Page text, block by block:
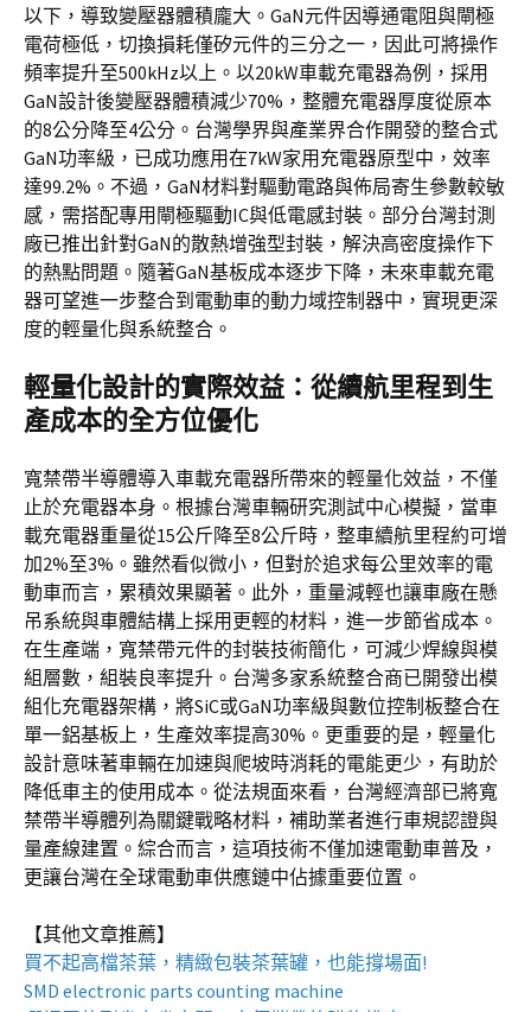
以下，導致變壓器體積龐大。GaN元件因導通電阻與閘極
電荷極低，切換損耗僅矽元件的三分之一，因此可將操作
頻率提升至500kHz以上。以20kW車載充電器為例，採用
GaN設計後變壓器體積減少70%，整體充電器厚度從原本
的8公分降至4公分。台灣學界與產業界合作開發的整合式
GaN功率級，已成功應用在7kW家用充電器原型中，效率
達99.2%。不過，GaN材料對驅動電路與佈局寄生參數較敏
感，需搭配專用閘極驅動IC與低電感封裝。部分台灣封測
廠已推出針對GaN的散熱增強型封裝，解決高密度操作下
的熱點問題。隨著GaN基板成本逐步下降，未來車載充電
器可望進一步整合到電動車的動力域控制器中，實現更深
度的輕量化與系統整合。
輕量化設計的實際效益：從續航里程到生
產成本的全方位優化
寬禁帶半導體導入車載充電器所帶來的輕量化效益，不僅
止於充電器本身。根據台灣車輛研究測試中心模擬，當車
載充電器重量從15公斤降至8公斤時，整車續航里程約可增
加2%至3%。雖然看似微小，但對於追求每公里效率的電
動車而言，累積效果顯著。此外，重量減輕也讓車廠在懸
吊系統與車體結構上採用更輕的材料，進一步節省成本。
在生產端，寬禁帶元件的封裝技術簡化，可減少焊線與模
組層數，組裝良率提升。台灣多家系統整合商已開發出模
組化充電器架構，將SiC或GaN功率級與數位控制板整合在
單一鋁基板上，生產效率提高30%。更重要的是，輕量化
設計意味著車輛在加速與爬坡時消耗的電能更少，有助於
降低車主的使用成本。從法規面來看，台灣經濟部已將寬
禁帶半導體列為關鍵戰略材料，補助業者進行車規認證與
量產線建置。綜合而言，這項技術不僅加速電動車普及，
更讓台灣在全球電動車供應鏈中佔據重要位置。
【其他文章推薦】
買不起高檔茶葉，精緻包裝茶葉罐 ，也能撐場面!
SMD electronic parts counting machine